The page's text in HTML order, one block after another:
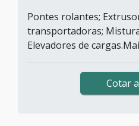
Pontes rolantes;
transportadoras;
Elevadores de
Cotar